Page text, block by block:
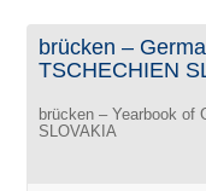
brücken –
TSCHECHIEN
brücken – Yearbook of
SLOVAKIA